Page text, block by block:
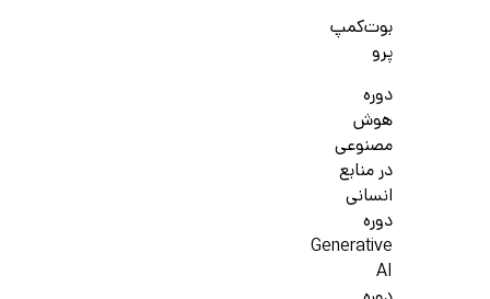
بوت‌کمپ
پرو
دوره
هوش
مصنوعی
در منابع
انسانی
دوره
Generative
AI